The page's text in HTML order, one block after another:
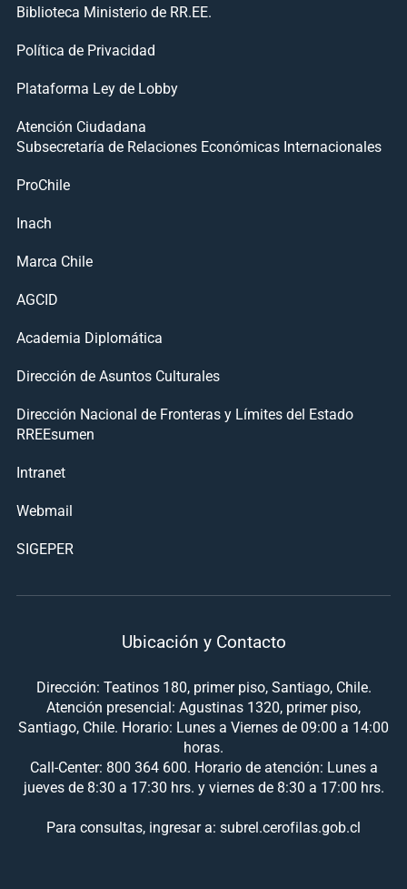
Biblioteca Ministerio de RR.EE.
Política de Privacidad
Plataforma Ley de Lobby
Atención Ciudadana
Subsecretaría de Relaciones Económicas Internacionales
ProChile
Inach
Marca Chile
AGCID
Academia Diplomática
Dirección de Asuntos Culturales
Dirección Nacional de Fronteras y Límites del Estado
RREEsumen
Intranet
Webmail
SIGEPER
Ubicación y Contacto
Dirección: Teatinos 180, primer piso, Santiago, Chile.
Atención presencial: Agustinas 1320, primer piso,
Santiago, Chile. Horario: Lunes a Viernes de 09:00 a 14:00
horas.
Call-Center: 800 364 600. Horario de atención: Lunes a
jueves de 8:30 a 17:30 hrs. y viernes de 8:30 a 17:00 hrs.
Para consultas, ingresar a: subrel.cerofilas.gob.cl